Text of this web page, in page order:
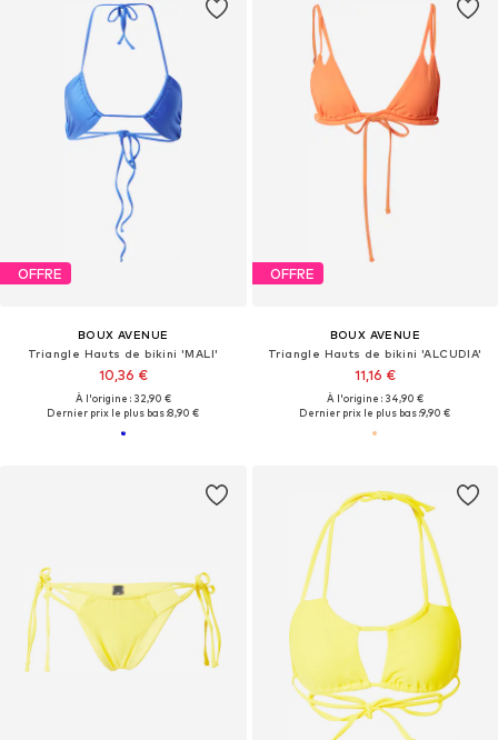
OFFRE
BOUX AVENUE
Triangle Hauts de bikini 'MALI'
10,36 €
À l'origine : 32,90 €
Dernier prix le plus bas :8,90 €
OFFRE
BOUX AVENUE
Triangle Hauts de bikini 'ALCUDIA'
11,16 €
À l'origine : 34,90 €
Dernier prix le plus bas :9,90 €